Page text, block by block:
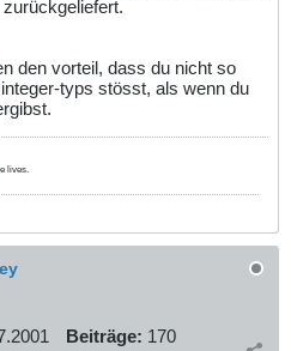
zurückgeliefert.
den vorteil, dass du nicht so
typs stösst, als wenn du
lives.
Beiträge: 170